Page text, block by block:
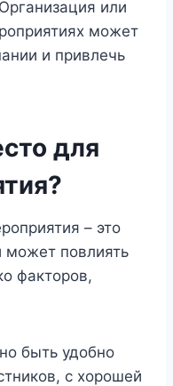
Организация или
может
и привлечь
для
– это
может повлиять
факторов,
быть удобно
с хорошей